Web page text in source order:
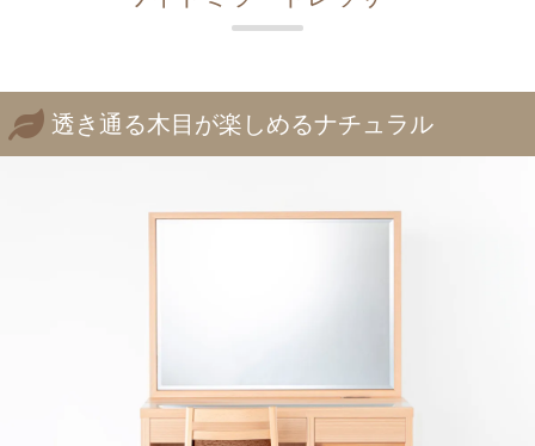
透き通る木目が楽しめるナチュラル